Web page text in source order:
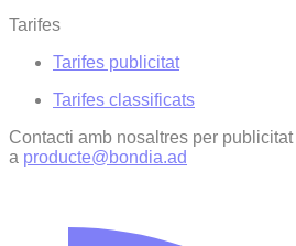
Tarifes
Tarifes publicitat
Tarifes classificats
Contacti amb nosaltres per
a producte@bondia.ad